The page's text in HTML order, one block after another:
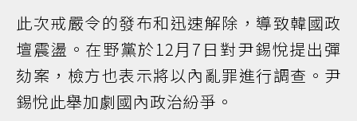
此次戒嚴令的發布和迅速解除，導致韓國政
壇震盪。在野黨於12月7日對尹錫悅提出彈
劾案，檢方也表示將以內亂罪進行調查。尹
錫悅此舉加劇國內政治紛爭。